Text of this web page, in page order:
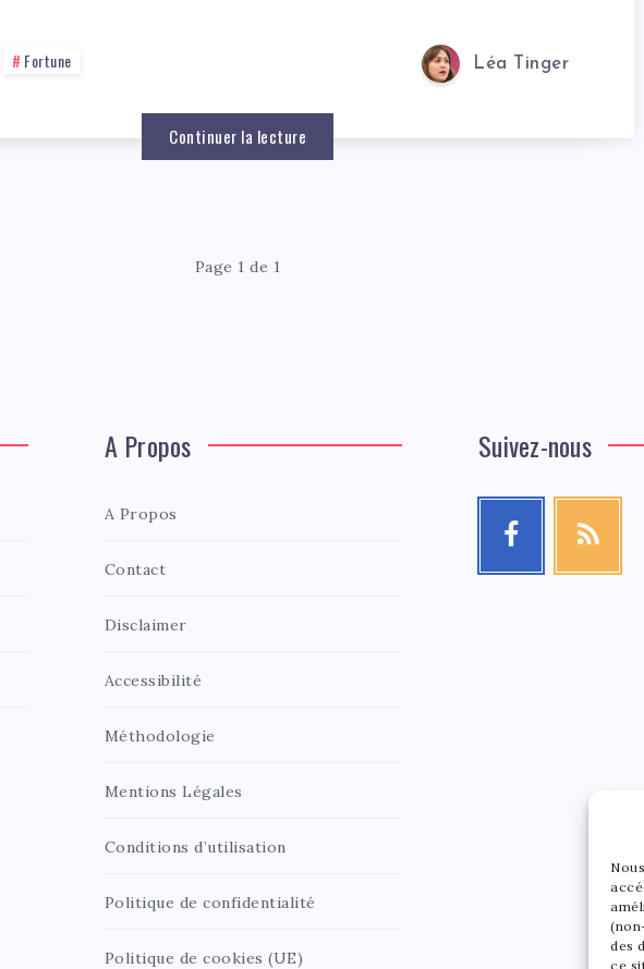
des
ce
Fortune Léa Tinger
Continuer la lecture
Page 1 de 1
A Propos
A Propos
Contact
Disclaimer
Accessibilité
Méthodologie
Mentions Légales
Conditions d’utilisation
Politique de confidentialité
Politique de cookies (UE)
Suivez-nous